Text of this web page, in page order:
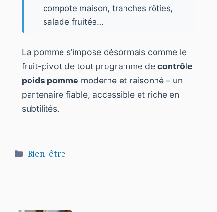
compote maison, tranches rôties,
salade fruitée…
La pomme s’impose désormais comme le
fruit-pivot de tout programme de contrôle
poids pomme moderne et raisonné – un
partenaire fiable, accessible et riche en
subtilités.
Catégories
Bien-être